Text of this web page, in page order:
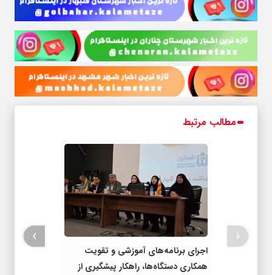
مطالب مرتبط
اجرای برنامه‌های آموزشی و تقویت
همکاری دستگاه‌ها، راهکار پیشگیری از
‹
›